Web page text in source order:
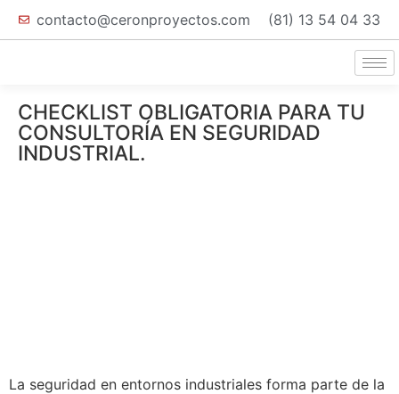
contacto@ceronproyectos.com (81) 13 54 04 33
CHECKLIST OBLIGATORIA PARA TU
CONSULTORÍA EN SEGURIDAD
INDUSTRIAL.
La seguridad en entornos industriales forma parte de la